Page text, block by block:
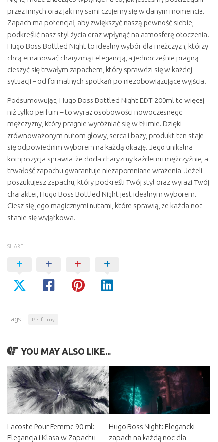
przez innych oraz jak my sami czujemy się w danym momencie.
Zapach ma potencjał, aby zwiększyć naszą pewność siebie,
podkreślić nasz styl życia oraz wpłynąć na atmosferę otoczenia.
Hugo Boss Bottled Night to idealny wybór dla mężczyzn, którzy
chcą emanować charyzmą i elegancją, a jednocześnie pragną
cieszyć się trwałym zapachem, który sprawdzi się w każdej
sytuacji – od formalnych spotkań po niezobowiązujące wyjścia.
Podsumowując, Hugo Boss Bottled Night EDT 200ml to więcej
niż tylko perfum – to wyraz osobowości nowoczesnego
mężczyzny, który pragnie wyróżniać się w tłumie. Dzięki
zrównoważonym nutom głowy, serca i bazy, produkt ten staje
się odpowiednim wyborem na każdą okazję. Jego unikalna
kompozycja sprawia, że doda charyzmy każdemu mężczyźnie, a
trwałość zapachu gwarantuje niezapomniane wrażenia. Jeżeli
poszukujesz zapachu, który podkreśli Twój styl oraz wyrazi Twój
charakter, Hugo Boss Bottled Night jest idealnym wyborem.
Ciesz się jego magicznymi nutami, które sprawią, że każda noc
stanie się wyjątkowa.
SHARE
Tags: Perfumy
YOU MAY ALSO LIKE...
Lacoste Pour Femme 90 ml:
Elegancja i Klasa w Zapachu
Hugo Boss Night: Elegancki
zapach na każdą noc dla